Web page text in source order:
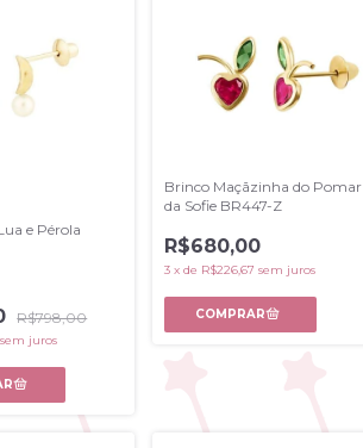
e Pérola
R$798,00
sem juros
Brinco Maçãzinha do Pomar
da Sofie BR447-Z
R$680,00
3 x de R$226,67 sem juros